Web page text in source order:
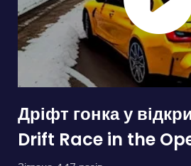
Дріфт гонка у
Drift Race in the